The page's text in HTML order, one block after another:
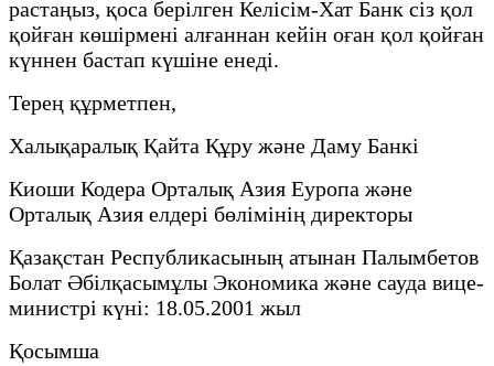
растаңыз, қоса берілген Келісім-Хат Банк сіз қол
қойған көшірмені алғаннан кейін оған қол қойған
күннен бастап күшіне енеді.
Терең құрметпен,
Халықаралық Қайта Құру және Даму Банкі
Киоши Кодера Орталық Азия Еуропа және
Орталық Азия елдері бөлімінің директоры
Қазақстан Республикасының атынан Палымбетов
Болат Әбілқасымұлы Экономика және сауда вице-
министрі күні: 18.05.2001 жыл
Қосымша